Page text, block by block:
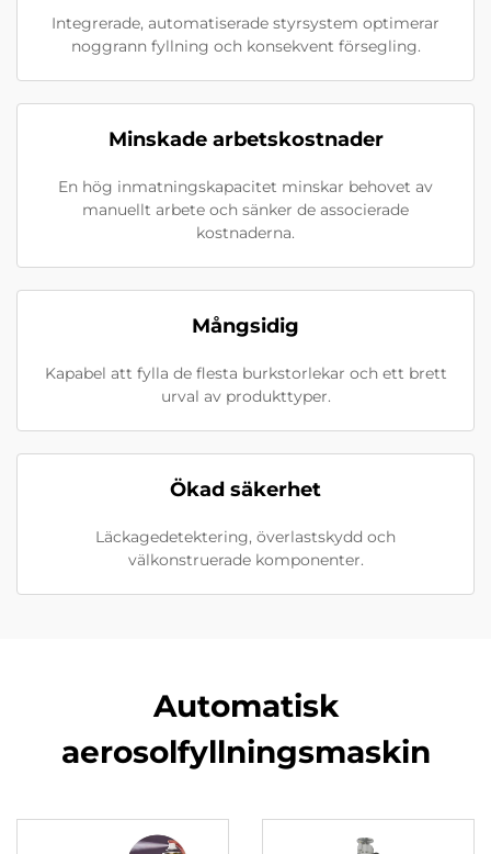
Integrerade, automatiserade styrsystem optimerar
noggrann fyllning och konsekvent försegling.
Minskade arbetskostnader
En hög inmatningskapacitet minskar behovet av
manuellt arbete och sänker de associerade
kostnaderna.
Mångsidig
Kapabel att fylla de flesta burkstorlekar och ett brett
urval av produkttyper.
Ökad säkerhet
Läckagedetektering, överlastskydd och
välkonstruerade komponenter.
Automatisk
aerosolfyllningsmaskin